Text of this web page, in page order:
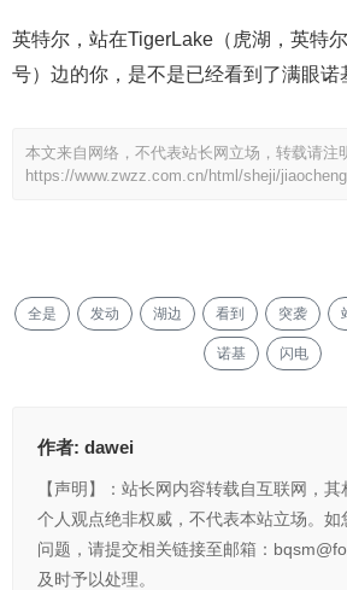
英特尔，站在TigerLake（虎湖，英特
号）边的你，是不是已经看到了满眼诺
本文来自网络，不代表站长网立场，转载请注
https://www.zwzz.com.cn/html/sheji/
全是 发动 湖边 看到 突袭
诺基 闪电
作者: dawei
【声明】：站长网内容转载自互联网，
个人观点绝非权威，不代表本站立场。如
问题，请提交相关链接至邮箱：
及时予以处理。